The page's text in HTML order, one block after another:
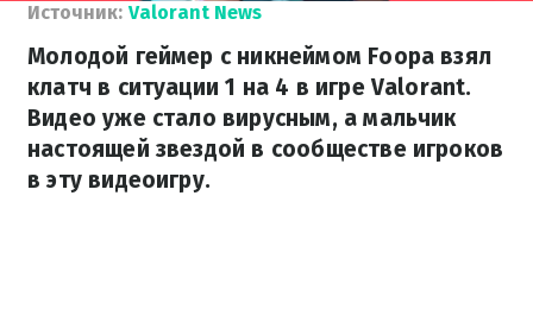
Источник: Valorant News
Молодой геймер с никнеймом Foopa взял
клатч в ситуации 1 на 4 в игре Valorant.
Видео уже стало вирусным, а мальчик
настоящей звездой в сообществе игроков
в эту видеоигру.